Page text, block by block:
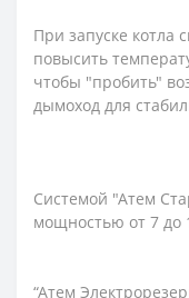
При запуске котла
повысить
чтобы "пробить"
дымоход для
Системой "Атем
мощностью от 7 до
“Атем